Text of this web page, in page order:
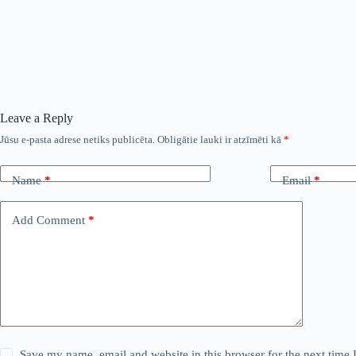
Leave a Reply
Jūsu e-pasta adrese netiks publicēta. Obligātie lauki ir atzīmēti kā *
Name* Email*
Add Comment *